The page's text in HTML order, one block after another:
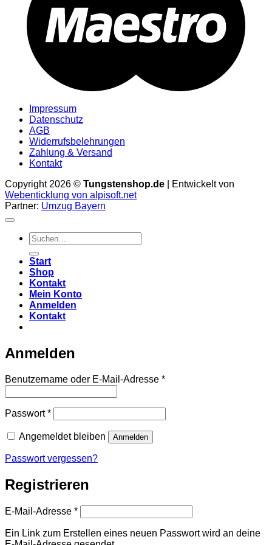
Impressum
Datenschutz
AGB
Widerrufsbelehrungen
Zahlung & Versand
Kontakt
Copyright 2026 © Tungstenshop.de | Entwickelt von
Webenticklung von alpisoft.net
Partner: Umzug Bayern
Suche
nach:
Start
Shop
Kontakt
Mein Konto
Anmelden
Kontakt
Anmelden
Benutzername oder E-Mail-Adresse *Erforderlich
Passwort*Erforderlich
Angemeldet bleiben Anmelden
Passwort vergessen?
Registrieren
E-Mail-Adresse *Erforderlich
Ein Link zum Erstellen eines neuen Passwort wird an deine